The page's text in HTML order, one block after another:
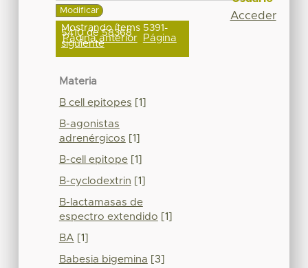
Mostrando ítems 5391-
5410 de 58368
Página anterior Página
siguiente
Materia
B cell epitopes [1]
B-agonistas
adrenérgicos [1]
B-cell epitope[1]
B-cyclodextrin [1]
B-lactamasas de
espectro extendido [1]
BA [1]
Babesia bigemina [3]
Acceder